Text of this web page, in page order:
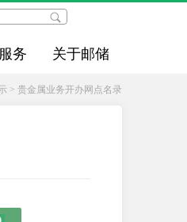
务 关于邮储
> 贵金属业务开办网点名录